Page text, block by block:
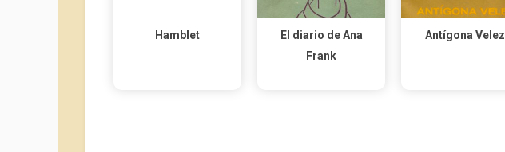
Hamblet
El diario de Ana
Frank
Antígona Velez